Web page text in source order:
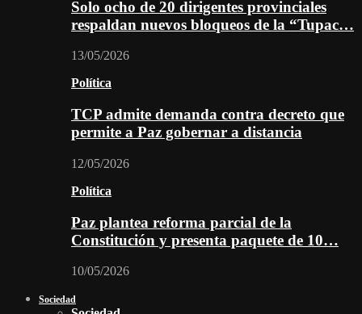
Solo ocho de 20 dirigentes provinciales
respaldan nuevos bloqueos de la “Tupac…
13/05/2026
Política
TCP admite demanda contra decreto que
permite a Paz gobernar a distancia
12/05/2026
Política
Paz plantea reforma parcial de la
Constitución y presenta paquete de 10…
10/05/2026
Sociedad